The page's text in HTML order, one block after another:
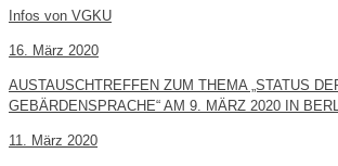
Infos von VGKU
16. März 2020
AUSTAUSCHTREFFEN ZUM THEMA „STATUS
GEBÄRDENSPRACHE“ AM 9. MÄRZ 2020 IN
11. März 2020